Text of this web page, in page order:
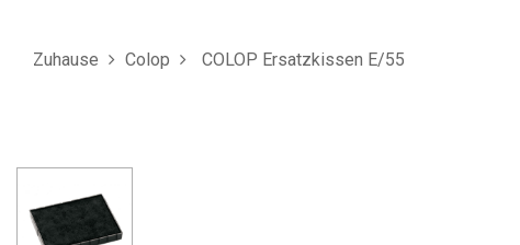
Zuhause Colop COLOP Ersatzkissen E/55